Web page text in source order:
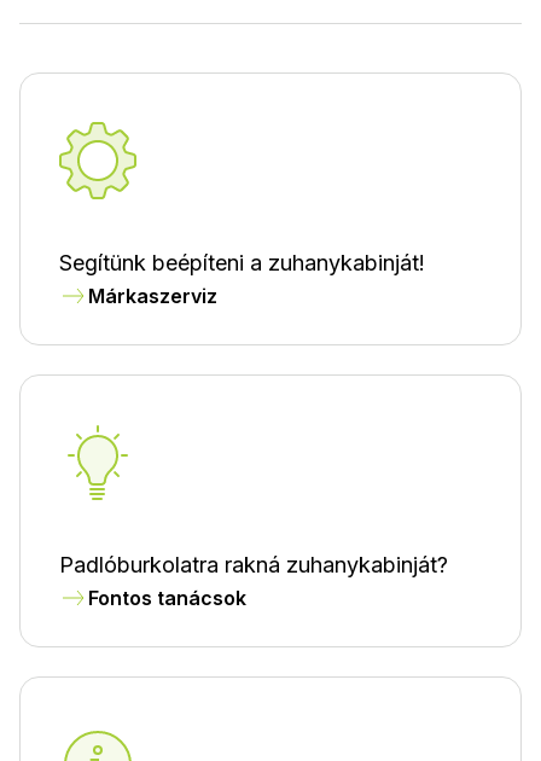
Segítünk beépíteni a zuhanykabinját!
Márkaszerviz
Padlóburkolatra rakná zuhanykabinját?
Fontos tanácsok